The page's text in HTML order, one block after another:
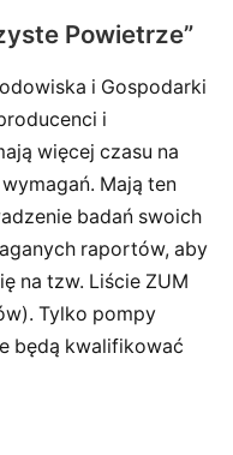
Powietrze”
i Gospodarki
i
więcej czasu na
Mają ten
badań swoich
raportów, aby
na tzw. Liście ZUM
Tylko pompy
będą kwalifikować